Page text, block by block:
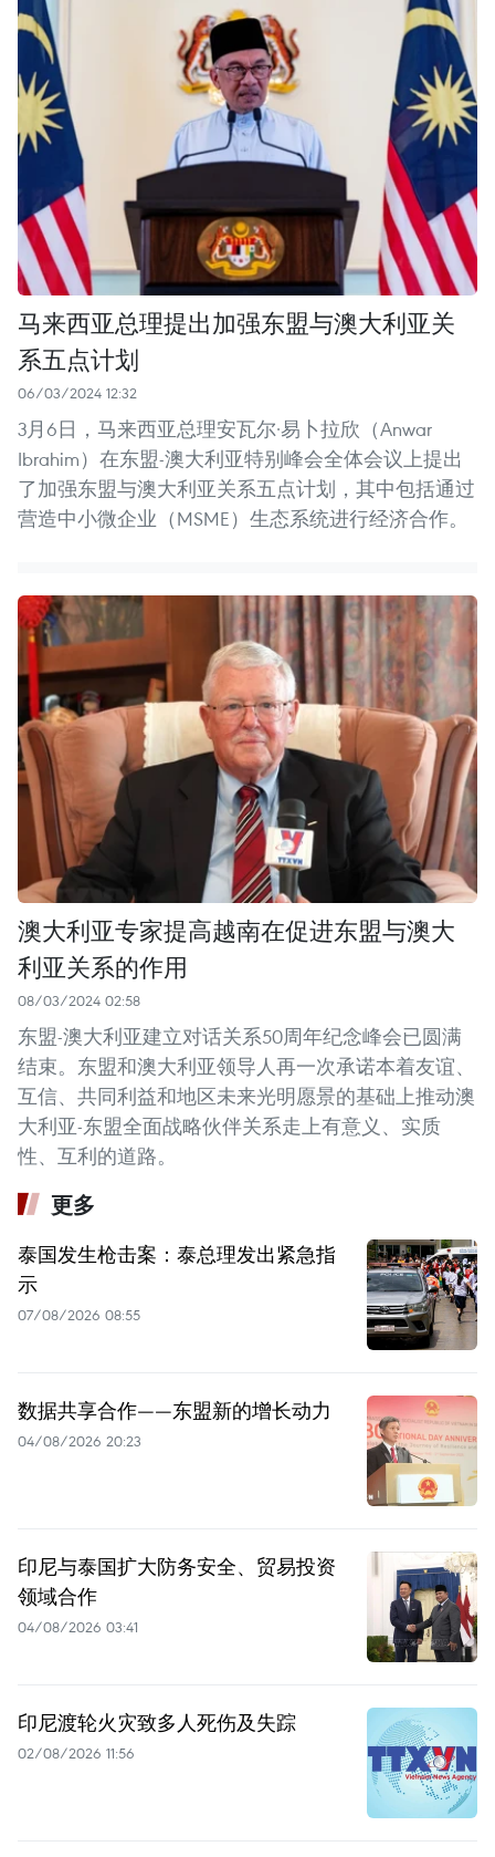
马来西亚总理提出加强东盟与澳大利亚关
系五点计划
06/03/2024 12:32
3月6日，马来西亚总理安瓦尔·易卜拉欣（Anwar
Ibrahim）在东盟-澳大利亚特别峰会全体会议上提出
了加强东盟与澳大利亚关系五点计划，其中包括通过
营造中小微企业（MSME）生态系统进行经济合作。
澳大利亚专家提高越南在促进东盟与澳大
利亚关系的作用
08/03/2024 02:58
东盟-澳大利亚建立对话关系50周年纪念峰会已圆满
结束。东盟和澳大利亚领导人再一次承诺本着友谊、
互信、共同利益和地区未来光明愿景的基础上推动澳
大利亚-东盟全面战略伙伴关系走上有意义、实质
性、互利的道路。
更多
泰国发生枪击案：泰总理发出紧急指
示
07/08/2026 08:55
数据共享合作——东盟新的增长动力
04/08/2026 20:23
印尼与泰国扩大防务安全、贸易投资
领域合作
04/08/2026 03:41
印尼渡轮火灾致多人死伤及失踪
02/08/2026 11:56